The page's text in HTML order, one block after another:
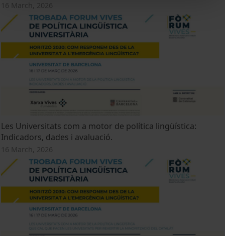
16 March, 2026
Les Universitats com a motor de política lingüística:
Indicadors, dades i avaluació.
16 March, 2026